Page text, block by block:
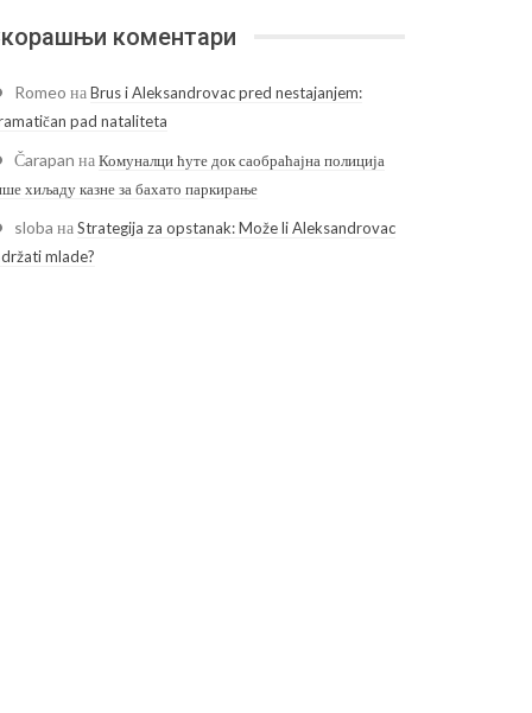
коментари
Romeo наBrus i Aleksandrovac pred nestajanjem:
pad nataliteta
Čarapan наКомуналци ћуте док саобраћајна полиција
хиљаду казне за бахато паркирање
sloba наStrategija za opstanak: Može li Aleksandrovac
mlade?